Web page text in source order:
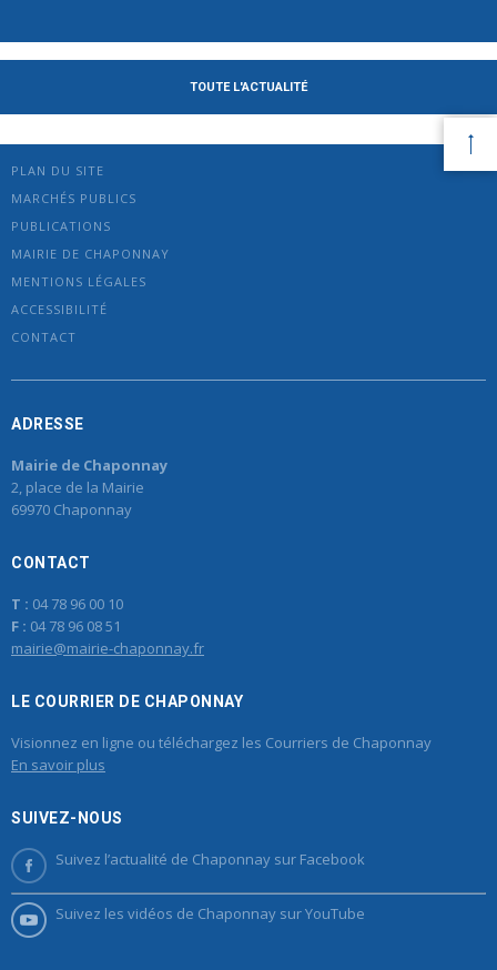
TOUTE L'ACTUALITÉ
PLAN DU SITE
MARCHÉS PUBLICS
PUBLICATIONS
MAIRIE DE CHAPONNAY
MENTIONS LÉGALES
ACCESSIBILITÉ
CONTACT
ADRESSE
Mairie de Chaponnay
2, place de la Mairie
69970 Chaponnay
CONTACT
T : 04 78 96 00 10
F : 04 78 96 08 51
mairie@mairie-chaponnay.fr
LE COURRIER DE CHAPONNAY
Visionnez en ligne ou téléchargez les Courriers de Chaponnay
En savoir plus
SUIVEZ-NOUS
Suivez l’actualité de Chaponnay sur Facebook
Suivez les vidéos de Chaponnay sur YouTube